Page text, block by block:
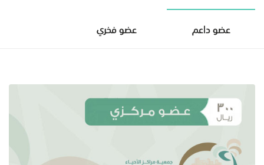
عضو داعم عضو فخري